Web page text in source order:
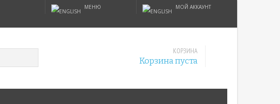
МЕНЮ МОЙ АККАУНТ
КОРЗИНА
Корзина пуста